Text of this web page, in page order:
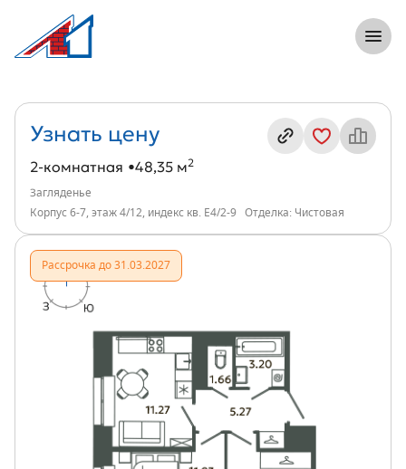
2-комнатная, 48 м², ЖК Загляденье,
Информация о квартире
Узнать цену
2-комнатная 48,35 м2
Загляденье
Корпус 6-7, этаж 4/12, индекс кв. Е4/2-9
Отделка: Чистовая
Рассрочка до 31.03.2027